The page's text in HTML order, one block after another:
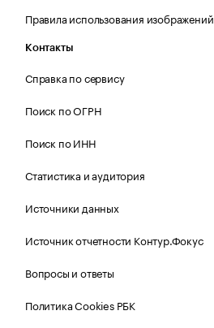
Правила использования изображений
Контакты
Справка по сервису
Поиск по ОГРН
Поиск по ИНН
Статистика и аудитория
Источники данных
Источник отчетности Контур.Фокус
Вопросы и ответы
Политика Cookies РБК